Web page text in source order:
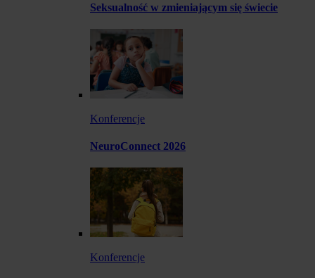
Seksualność w zmieniającym się świecie
Konferencje
NeuroConnect 2026
Konferencje